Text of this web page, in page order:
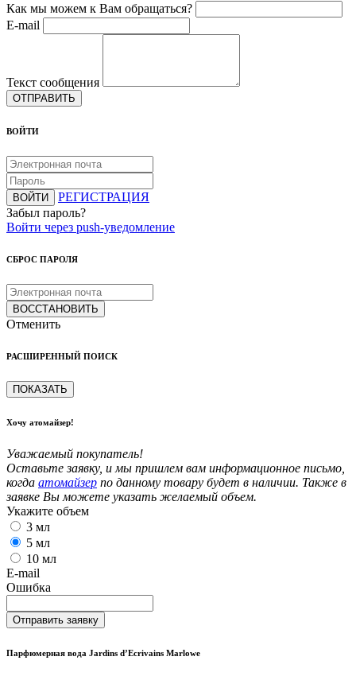
Как мы можем к Вам обращаться?
E-mail
Текст сообщения
ОТПРАВИТЬ
ВОЙТИ
ВОЙТИ
РЕГИСТРАЦИЯ
Забыл пароль?
Войти через push-уведомление
СБРОС ПАРОЛЯ
ВОССТАНОВИТЬ
Отменить
РАСШИРЕННЫЙ ПОИСК
ПОКАЗАТЬ
Хочу атомайзер!
Уважаемый покупатель!
Оставьте заявку, и мы пришлем вам информационное письмо,
когда атомайзер по данному товару будет в наличии. Также в
заявке Вы можете указать желаемый объем.
Укажите объем
3 мл
5 мл
10 мл
E-mail
Ошибка
Отправить заявку
Парфюмерная вода Jardins d’Ecrivains Marlowe